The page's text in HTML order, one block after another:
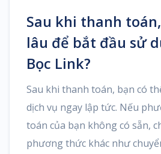
Sau khi thanh
lâu để bắt đầu sử
Bọc Link?
Sau khi thanh toán, bạn có
dịch vụ ngay lập tức. Nếu
toán của bạn không có sẵn,
phương thức khác như